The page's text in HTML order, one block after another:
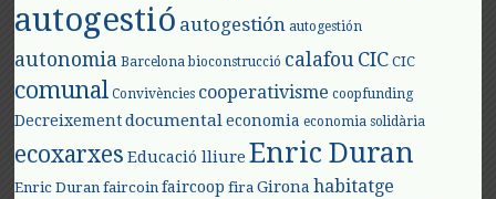
autogestió autogestión autogestión
autonomia Barcelona bioconstrucció calafouCIC CIC
comunal Convivències cooperativisme coopfunding
Decreixement documental economia economia solidària
ecoxarxes Educació lliure Enric Duran
Enric Duran faircoin faircoop fira Girona habitatge